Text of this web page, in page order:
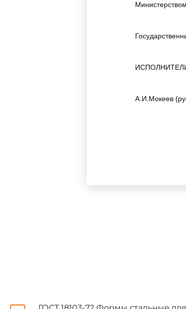
А.И.Мокеев
ВНЕСЕН
пассажирских